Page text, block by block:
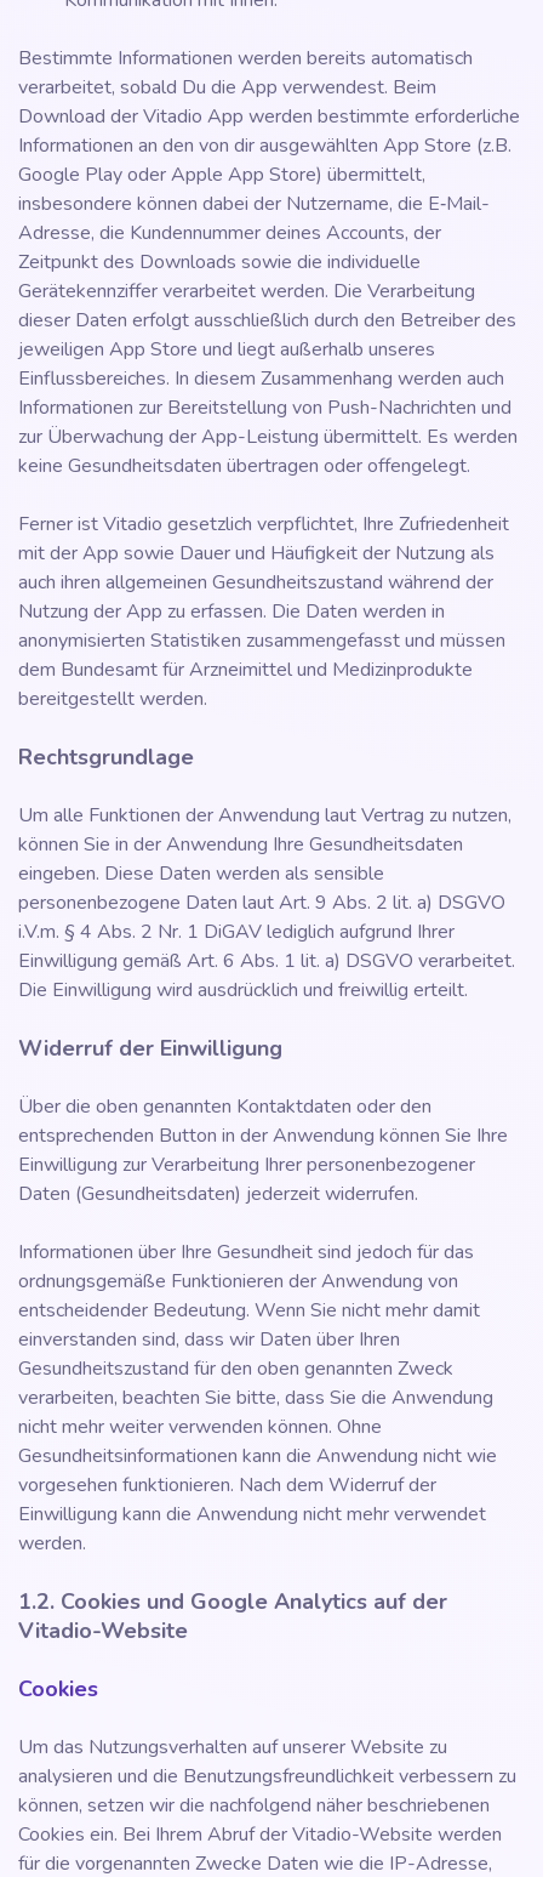
Bestimmte Informationen werden bereits automatisch
verarbeitet, sobald Du die App verwendest. Beim
Download der Vitadio App werden bestimmte erforderliche
Informationen an den von dir ausgewählten App Store (z.B.
Google Play oder Apple App Store) übermittelt,
insbesondere können dabei der Nutzername, die E‑Mail-
Adresse, die Kundennummer deines Accounts, der
Zeitpunkt des Downloads sowie die individuelle
Gerätekennziffer verarbeitet werden. Die Verarbeitung
dieser Daten erfolgt ausschließlich durch den Betreiber des
jeweiligen App Store und liegt außerhalb unseres
Einflussbereiches. In diesem Zusammenhang werden auch
Informationen zur Bereitstellung von Push-Nachrichten und
zur Überwachung der App-Leistung übermittelt. Es werden
keine Gesundheitsdaten übertragen oder offengelegt.
Ferner ist Vitadio gesetzlich verpflichtet, Ihre Zufriedenheit
mit der App sowie Dauer und Häufigkeit der Nutzung als
auch ihren allgemeinen Gesundheitszustand während der
Nutzung der App zu erfassen. Die Daten werden in
anonymisierten Statistiken zusammengefasst und müssen
dem Bundesamt für Arzneimittel und Medizinprodukte
bereitgestellt werden.
Rechtsgrundlage
Um alle Funktionen der Anwendung laut Vertrag zu nutzen,
können Sie in der Anwendung Ihre Gesundheitsdaten
eingeben. Diese Daten werden als sensible
personenbezogene Daten laut Art. 9 Abs. 2 lit. a) DSGVO
i.V.m. § 4 Abs. 2 Nr. 1 DiGAV lediglich aufgrund Ihrer
Einwilligung gemäß Art. 6 Abs. 1 lit. a) DSGVO verarbeitet.
Die Einwilligung wird ausdrücklich und freiwillig erteilt.
Widerruf der Einwilligung
Über die oben genannten Kontaktdaten oder den
entsprechenden Button in der Anwendung können Sie Ihre
Einwilligung zur Verarbeitung Ihrer personenbezogener
Daten (Gesundheitsdaten) jederzeit widerrufen.
Informationen über Ihre Gesundheit sind jedoch für das
ordnungsgemäße Funktionieren der Anwendung von
entscheidender Bedeutung. Wenn Sie nicht mehr damit
einverstanden sind, dass wir Daten über Ihren
Gesundheitszustand für den oben genannten Zweck
verarbeiten, beachten Sie bitte, dass Sie die Anwendung
nicht mehr weiter verwenden können. Ohne
Gesundheitsinformationen kann die Anwendung nicht wie
vorgesehen funktionieren. Nach dem Widerruf der
Einwilligung kann die Anwendung nicht mehr verwendet
werden.
1.2. Cookies und Google Analytics auf der
Vitadio-Website
Cookies
Um das Nutzungsverhalten auf unserer Website zu
analysieren und die Benutzungsfreundlichkeit verbessern zu
können, setzen wir die nachfolgend näher beschriebenen
Cookies ein. Bei Ihrem Abruf der Vitadio-Website werden
für die vorgenannten Zwecke Daten wie die IP-Adresse,